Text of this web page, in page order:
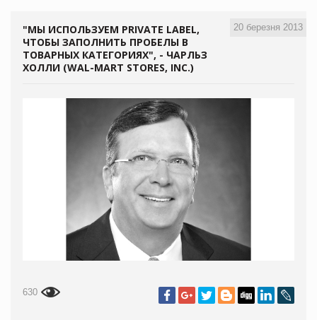
20 березня 2013
"МЫ ИСПОЛЬЗУЕМ PRIVATE LABEL,
ЧТОБЫ ЗАПОЛНИТЬ ПРОБЕЛЫ В
ТОВАРНЫХ КАТЕГОРИЯХ", - ЧАРЛЬЗ
ХОЛЛИ (WAL-MART STORES, INC.)
630